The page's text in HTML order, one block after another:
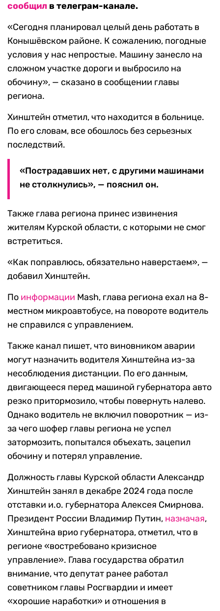
сообщил в телеграм-канале.
«Сегодня планировал целый день работать в
Конышёвском районе. К сожалению, погодные
условия у нас непростые. Машину занесло на
сложном участке дороги и выбросило на
обочину», — сказано в сообщении главы
региона.
Хинштейн отметил, что находится в больнице.
По его словам, все обошлось без серьезных
последствий.
«Пострадавших нет, с другими машинами
не столкнулись», — пояснил он.
Также глава региона принес извинения
жителям Курской области, с которыми не смог
встретиться.
«Как поправлюсь, обязательно наверстаем», —
добавил Хинштейн.
По информации Mash, глава региона ехал на 8-
местном микроавтобусе, на повороте водитель
не справился с управлением.
Также канал пишет, что виновником аварии
могут назначить водителя Хинштейна из-за
несоблюдения дистанции. По его данным,
двигающееся перед машиной губернатора авто
резко притормозило, чтобы повернуть налево.
Однако водитель не включил поворотник — из-
за чего шофер главы региона не успел
затормозить, попытался объехать, зацепил
обочину и потерял управление.
Должность главы Курской области Александр
Хинштейн занял в декабре 2024 года после
отставки и.о. губернатора Алексея Смирнова.
Президент России Владимир Путин, назначая,
Хинштейна врио губернатора, отметил, что в
регионе «востребовано кризисное
управление». Глава государства обратил
внимание, что депутат ранее работал
советником главы Росгвардии и имеет
«хорошие наработки» и отношения в